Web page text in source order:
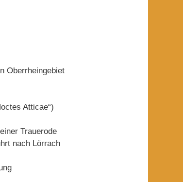
Oberrheingebiet
Atticae“)
Trauerode
nach Lörrach